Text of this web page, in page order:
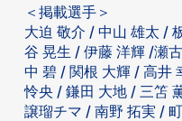
＜掲載選手＞
大迫 敬介 / 中山 雄太 /
谷 晃生 / 伊藤 洋輝 /瀬
中 碧 / 関根 大輝 / 高井
怜央 / 鎌田 大地 / 三笘
譲瑠チマ / 南野 拓実 /